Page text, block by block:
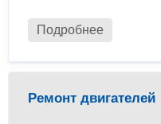
Подробнее
Ремонт двигателей